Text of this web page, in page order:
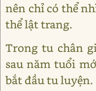
nên chỉ có thể
thể lật trang.
Trong tu chân
sau năm tuổi
bắt đầu tu luyện.